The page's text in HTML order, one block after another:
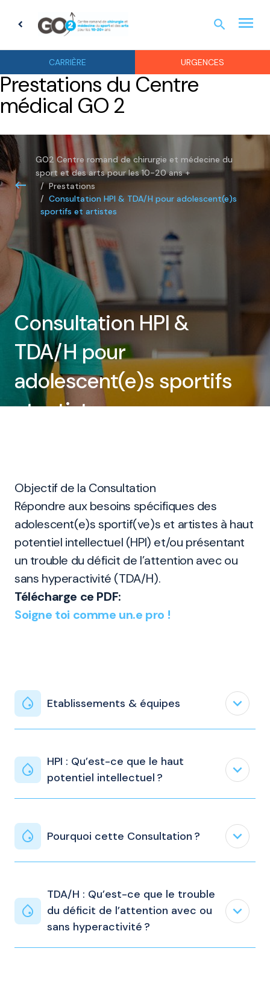
chevron_left
CARRIÈRE URGENCES
search menu
Prestations du Centre
médical GO 2
GO2 Centre romand de chirurgie et médecine du
sport et des arts pour les 10-20 ans +
Prestations
Consultation HPI & TDA/H pour adolescent(e)s
sportifs et artistes
Consultation HPI &
TDA/H pour
adolescent(e)s sportifs
et artistes
Objectif de la Consultation
Répondre aux besoins spécifiques des
adolescent(e)s sportif(ve)s et artistes à haut
potentiel intellectuel (HPI) et/ou présentant
un trouble du déficit de l’attention avec ou
sans hyperactivité (TDA/H).
Télécharge ce PDF:
Soigne toi comme un.e pro !
Etablissements & équipes expand_less
HPI : Qu’est-ce que le haut
potentiel intellectuel ?
expand_less
Pourquoi cette Consultation ? expand_less
TDA/H : Qu’est-ce que le trouble
du déficit de l’attention avec ou
sans hyperactivité ?
expand_less